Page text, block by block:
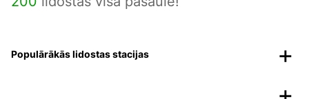
Populārākās lidostas stacijas